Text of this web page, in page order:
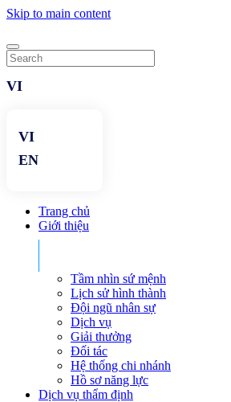
Skip to main content
Trang chủ
Giới thiệu
Tầm nhìn sứ mệnh
Lịch sử hình thành
Đội ngũ nhân sự
Dịch vụ
Giải thưởng
Đối tác
Hệ thống chi nhánh
Hồ sơ năng lực
Dịch vụ thẩm định